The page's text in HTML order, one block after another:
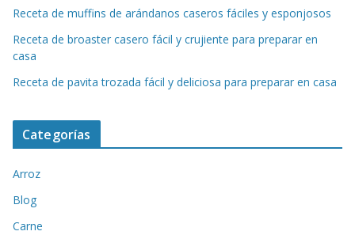
Receta de muffins de arándanos caseros fáciles y esponjosos
Receta de broaster casero fácil y crujiente para preparar en
casa
Receta de pavita trozada fácil y deliciosa para preparar en casa
Categorías
Arroz
Blog
Carne